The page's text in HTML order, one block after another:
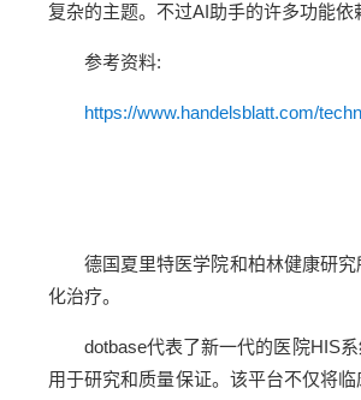
复杂的主题。不过AI助手的许多功能
参考资料:
https://www.handelsblatt.com/
德国夏里特医学院和柏林健康研
化治疗。
dotbase代表了新一代的医院HIS
用于研究和质量保证。该平台不仅将